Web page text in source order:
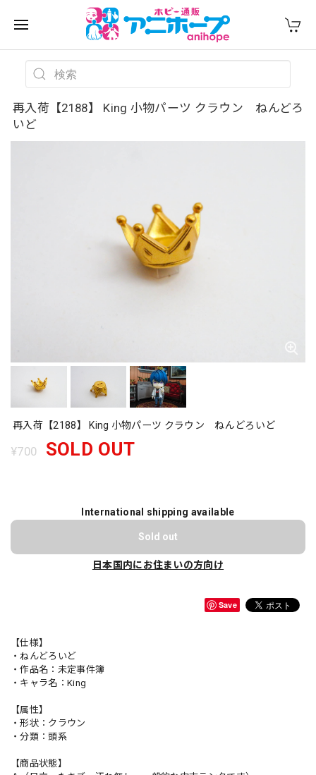
再入荷【2188】 King 小物パーツ クラウン ねんどろ
いど
再入荷【2188】 King 小物パーツ クラウン ねんどろいど
¥700 SOLD OUT
International shipping available
Sold out
日本国内にお住まいの方向け
Save
【仕様】
・ねんどろいど
・作品名：未定事件簿
・キャラ名：King
【属性】
・形状：クラウン
・分類：頭系
【商品状態】